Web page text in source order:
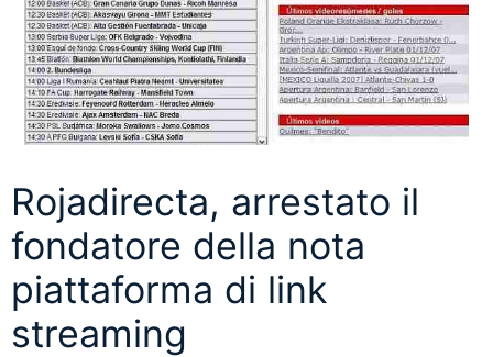
Rojadirecta, arrestato il
fondatore della nota
piattaforma di link
streaming